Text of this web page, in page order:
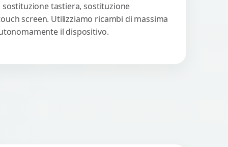
tastiera, sostituzione
screen. Utilizziamo ricambi di massima
il dispositivo.